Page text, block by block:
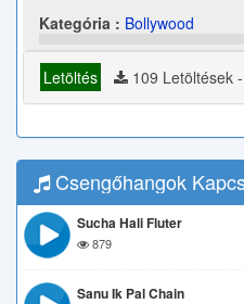
Kategória : Bollywood
Letöltés 109 Letöltések -
Csengőhangok
Sucha Hali Fluter
879
Sanu Ik Pal Chain